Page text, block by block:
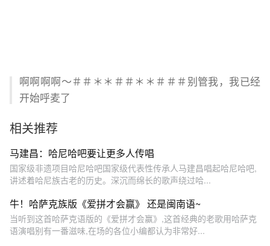
啊啊啊啊～＃＃＊＊＃＃＊＊＃＃＃别管我，我已经
开始呼麦了
相关推荐
马建昌：哈尼哈吧要让更多人传唱
国家级非遗项目哈尼哈吧国家级代表性传承人马建昌唱起哈尼哈吧,
讲述着哈尼族古老的历史。深沉而绵长的歌声绕过哈...
牛！哈萨克族版《爱拼才会赢》 还是闽南语~
当听到这首哈萨克语版的《爱拼才会赢》,这首经典的老歌用哈萨克
语演唱别有一番滋味,在场的各位小编都认为非常好...